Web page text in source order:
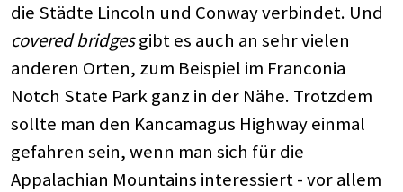
die Städte Lincoln und Conway verbindet. Und
covered bridgesgibt es auch an sehr vielen
anderen Orten, zum Beispiel im Franconia
Notch State Park ganz in der Nähe. Trotzdem
sollte man den Kancamagus Highway einmal
gefahren sein, wenn man sich für die
Appalachian Mountains interessiert - vor allem